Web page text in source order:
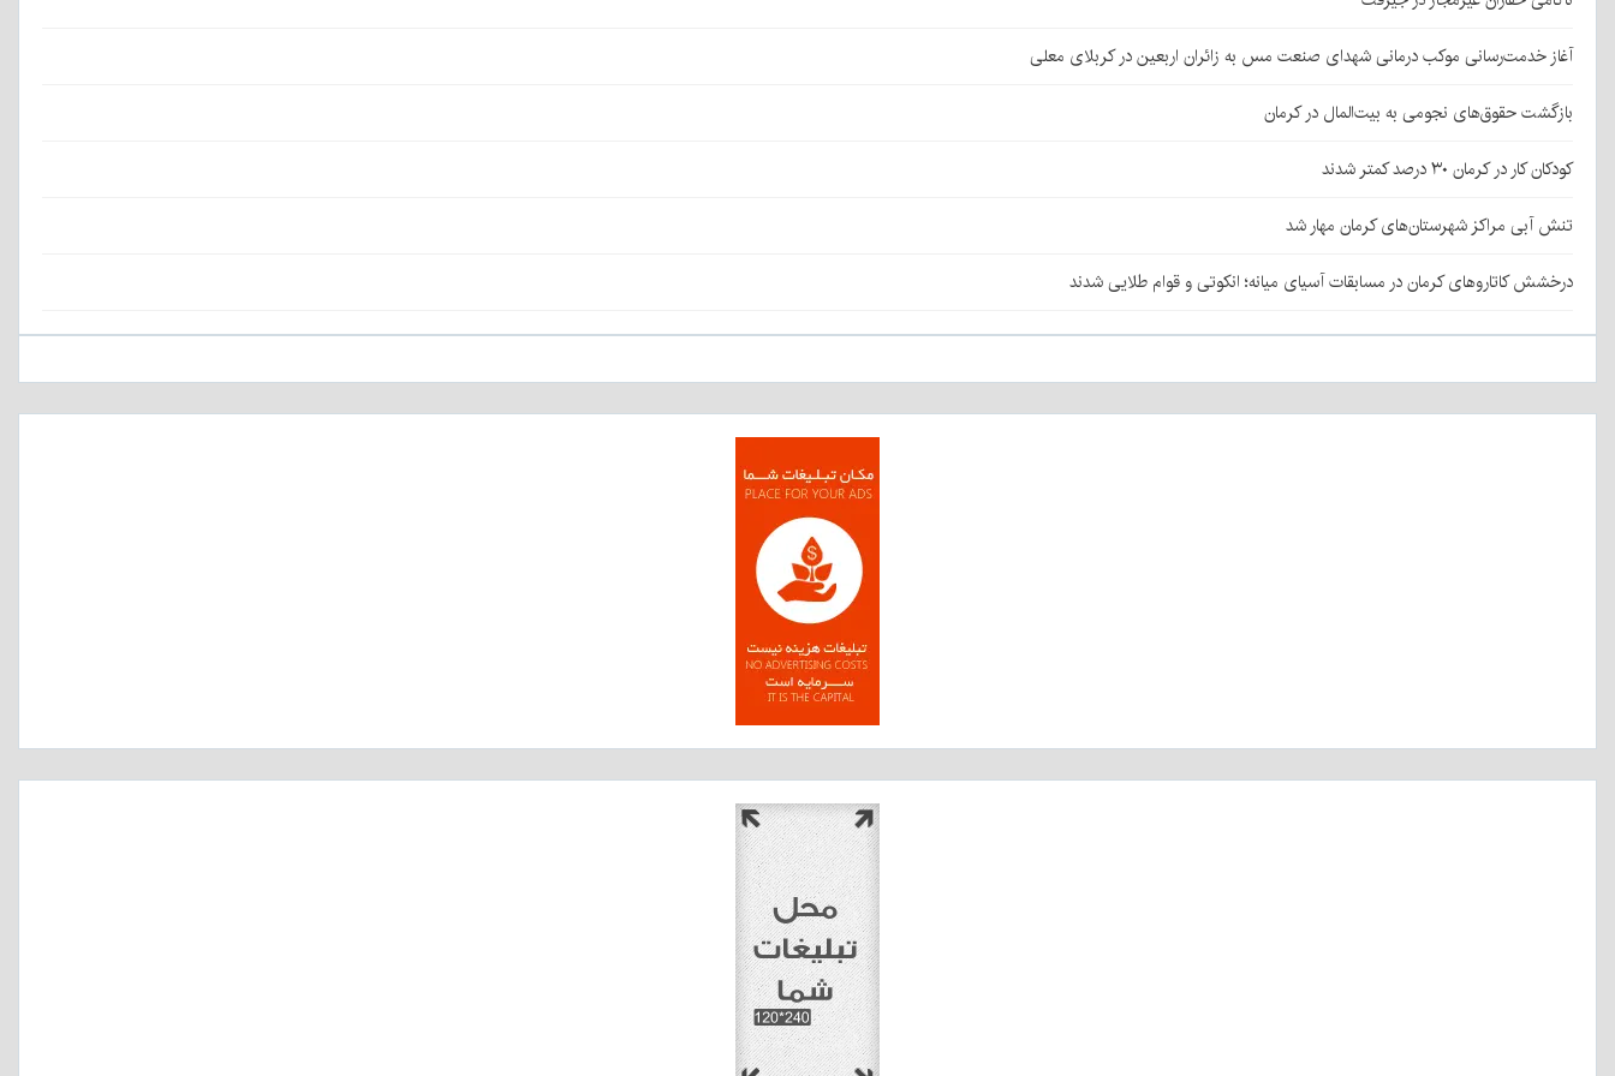
آغاز خدمت‌رسانی موکب درمانی شهدای صنعت مس به زائران اربعین در کربلای معلی
بازگشت حقوق‌های نجومی به بیت‌المال در کرمان
کودکان کار در کرمان ۳۰ درصد کمتر شدند
تنش آبی مراکز شهرستان‌های کرمان مهار شد
درخشش کاتاروهای کرمان در مسابقات آسیای میانه؛ انکوتی و قوام طلایی شدند